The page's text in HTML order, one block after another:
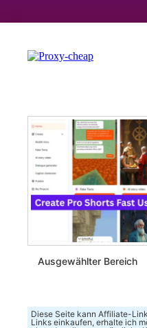
Ausgewählter Bereich
Diese Seite kann Affiliate-
Links einkaufen, erhalte ich